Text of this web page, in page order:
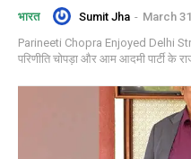
भारत Sumit Jha - March
Parineeti Chopra Enjoyed Delhi
परिणीति चोपड़ा और आम आदमी पार्टी के